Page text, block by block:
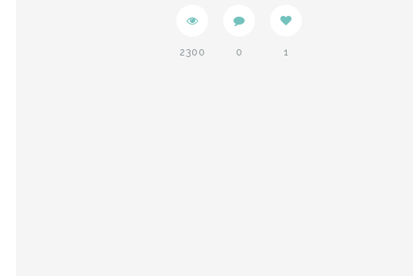
2300 0 1